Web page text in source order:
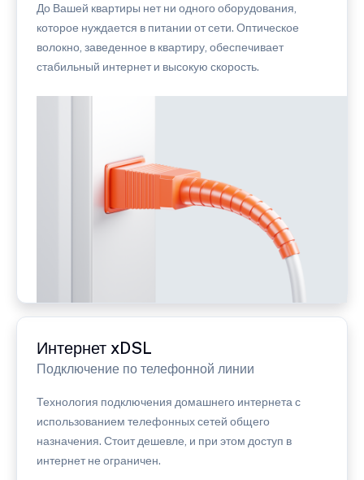
До Вашей квартиры нет ни одного оборудования,
которое нуждается в питании от сети. Оптическое
волокно, заведенное в квартиру, обеспечивает
стабильный интернет и высокую скорость.
Интернет xDSL
Подключение по телефонной линии
Технология подключения домашнего интернета с
использованием телефонных сетей общего
назначения. Стоит дешевле, и при этом доступ в
интернет не ограничен.